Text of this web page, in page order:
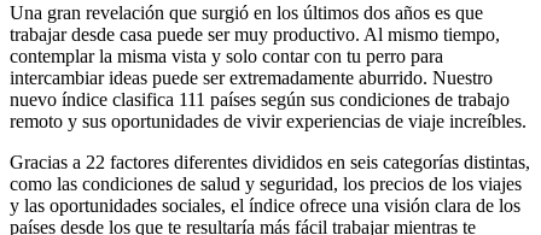
Una gran revelación que surgió en los últimos dos años es que
trabajar desde casa puede ser muy productivo. Al mismo tiempo,
contemplar la misma vista y solo contar con tu perro para
intercambiar ideas puede ser extremadamente aburrido. Nuestro
nuevo índice clasifica 111 países según sus condiciones de trabajo
remoto y sus oportunidades de vivir experiencias de viaje increíbles.
Gracias a 22 factores diferentes divididos en seis categorías distintas,
como las condiciones de salud y seguridad, los precios de los viajes
y las oportunidades sociales, el índice ofrece una visión clara de los
países desde los que te resultaría más fácil trabajar mientras te